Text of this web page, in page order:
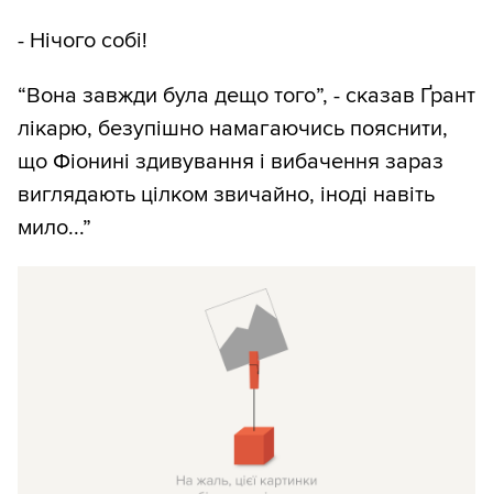
- Нічого собі!
“Вона завжди була дещо того”, - сказав Ґрант
лікарю, безупішно намагаючись пояснити,
що Фіонині здивування і вибачення зараз
виглядають цілком звичайно, іноді навіть
мило...”